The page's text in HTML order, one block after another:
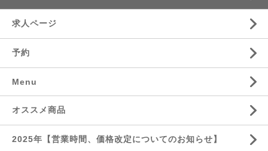
求人ページ
予約
Menu
オススメ商品
2025年【営業時間、価格改定についてのお知らせ】